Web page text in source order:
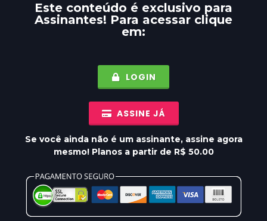
Este conteúdo é exclusivo para
Assinantes! Para acessar clique
em:
LOGIN
ASSINE JÁ
Se você ainda não é um assinante, assine agora
mesmo! Planos a partir de R$ 50.00